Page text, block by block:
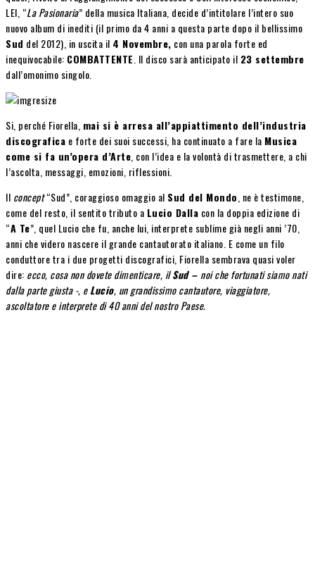
LEI, “La Pasionaria” della musica Italiana, decide d’intitolare l’intero suo
nuovo album di inediti (il primo da 4 anni a questa parte dopo il bellissimo
Sud del 2012), in uscita il 4 Novembre, con una parola forte ed
inequivocabile: COMBATTENTE . Il disco sarà anticipato il 23 settembre
dall’omonimo singolo.
Si, perché Fiorella, mai si è arresa all’appiattimento dell’industria
discografica e forte dei suoi successi, ha continuato a fare la Musica
come si fa un’opera d’Arte , con l’idea e la volontà di trasmettere, a chi
l’ascolta, messaggi, emozioni, riflessioni.
Il concept“Sud”, coraggioso omaggio al Sud del Mondo , ne è testimone,
come del resto, il sentito tributo a Lucio Dalla con la doppia edizione di
“A Te”, quel Lucio che fu, anche lui, interprete sublime già negli anni ’70,
anni che videro nascere il grande cantautorato italiano. E come un filo
conduttore tra i due progetti discografici, Fiorella sembrava quasi voler
dire: ecco, cosa non dovete dimenticare, ilSud – noi che fortunati siamo nati
dalla parte giusta -, eLucio, un grandissimo cantautore, viaggiatore,
ascoltatore e interprete di 40 anni del nostro Paese.